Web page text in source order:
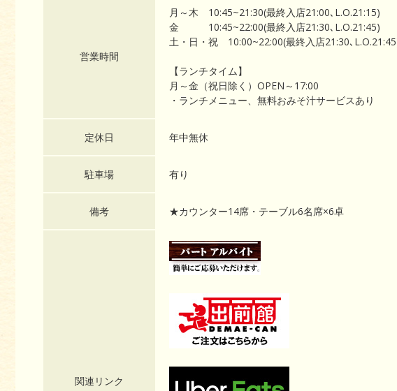
営業時間
月～木 10:45~21:30(最終入店21:00､L.O.21:15)
金 10:45~22:00(最終入店21:30､L.O.21:45)
土・日・祝 10:00~22:00(最終入店21:30､
【ランチタイム】
月～金（祝日除く）OPEN～17:00
・ランチメニュー、無料おみそ汁サービスあり
定休日 年中無休
駐車場 有り
備考 ★カウンター14席・テーブル6名席×6卓
関連リンク